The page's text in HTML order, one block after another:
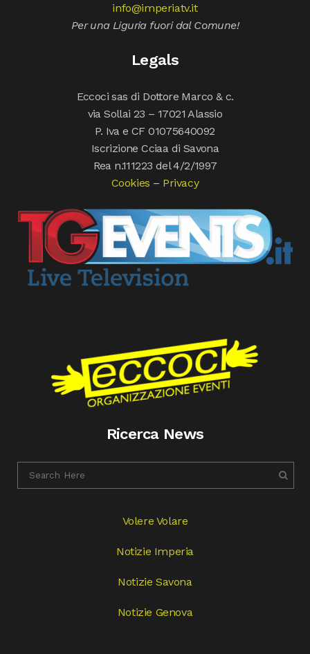
info@imperiatv.it
Per una Liguria fuori dal Comune!
Legals
Eccoci sas di Dottore Marco & c.
via Sollai 23 – 17021 Alassio
P. Iva e CF 01075640092
Iscrizione Cciaa di Savona
Rea n.111223 del 4/2/1997
Cookies – Privacy
Ricerca News
Volere Volare
Notizie Imperia
Notizie Savona
Notizie Genova